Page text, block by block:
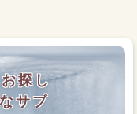
探し
サブ